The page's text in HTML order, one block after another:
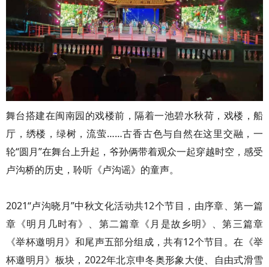
舞台搭建在闽南园的戏楼前，隔着一池碧水秋荷，戏楼，船
厅，绣楼，绿树，流萤……古香古色与自然在这里交融，一
轮“圆月”在舞台上升起，爷孙俩带着观众一起穿越时空，感受
卢沟桥的历史，聆听《卢沟谣》的童声。
2021“卢沟晓月”中秋文化活动共12个节目，由序章、第一篇
章《明月几时有》、第二篇章《月是故乡明》、第三篇章
《举杯邀明月》和尾声五部分组成，共有12个节目。在《举
杯邀明月》板块，2022年北京申冬奥形象大使、自由式滑雪